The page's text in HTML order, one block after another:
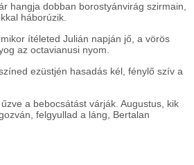
hangja dobban borostyánvirág szirmain,
háborúzik.
ítéleted Julián napján jő, a vörös
az octavianusi nyom.
ezüstjén hasadás kél, fénylő szív a
a bebocsátást várják. Augustus, kik
felgyullad a láng, Bertalan